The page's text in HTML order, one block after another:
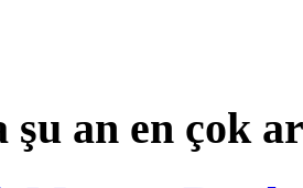
şu an en çok